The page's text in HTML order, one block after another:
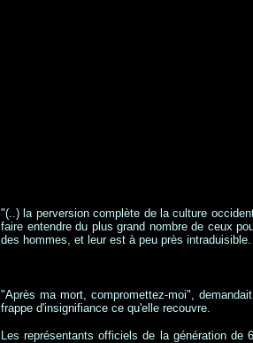
"(..) la perversion complète de la culture
faire entendre du plus grand nombre de ceux
des hommes, et leur est à peu près intraduisible.
"Après ma mort, compromettez-moi",
frappe d'insignifiance ce qu'elle recouvre.
Les représentants officiels de la génération